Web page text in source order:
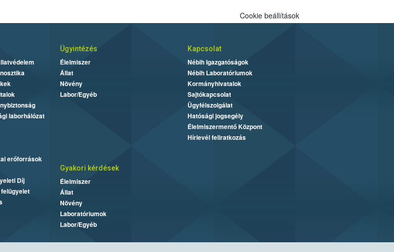
Cookie beállítások
laborhálózat
erőforrások
Díj
Ügyintézés
Élelmiszer
Állat
Növény
Labor/Egyéb
Kapcsolat
Nébih Igazgatóságok
Nébih Laboratóriumok
Kormányhivatalok
Sajtókapcsolat
Ügyfélszolgálat
Hatósági jogsegély
Élelmiszermentő Központ
Hírlevél feliratkozás
Gyakori kérdések
Élelmiszer
Állat
Növény
Laboratóriumok
Labor/Egyéb